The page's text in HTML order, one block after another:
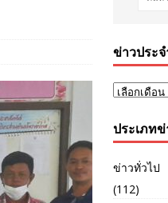
ข่าวประ
ประเภท
ข่าวทั่วไป
(112)